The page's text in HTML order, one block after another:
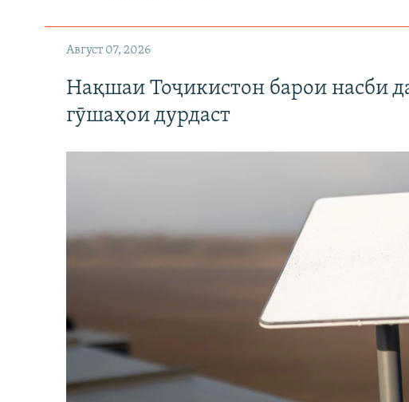
Август 07, 2026
Нақшаи Тоҷикистон барои насби
гӯшаҳои дурдаст